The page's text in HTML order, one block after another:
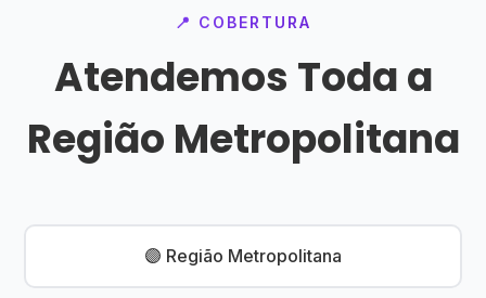
📍 COBERTURA
Atendemos Toda a
Região Metropolitana
🟣 Região Metropolitana